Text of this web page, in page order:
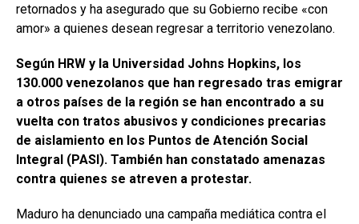
retornados y ha asegurado que su Gobierno recibe «con
amor» a quienes desean regresar a territorio venezolano.
Según HRW y la Universidad Johns Hopkins, los
130.000 venezolanos que han regresado tras emigrar
a otros países de la región se han encontrado a su
vuelta con tratos abusivos y condiciones precarias
de aislamiento en los Puntos de Atención Social
Integral (PASI). También han constatado amenazas
contra quienes se atreven a protestar.
Maduro ha denunciado una campaña mediática contra el